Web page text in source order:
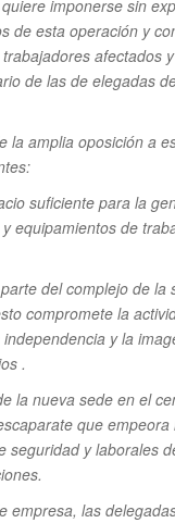
imponerse sin
de esta operación y
afectados
de las de elegadas
la amplia oposición a
suficiente para la
equipamientos de
del complejo de la
compromete la
y la
.
la nueva sede en el
que empeora
seguridad y laborales
empresa, las